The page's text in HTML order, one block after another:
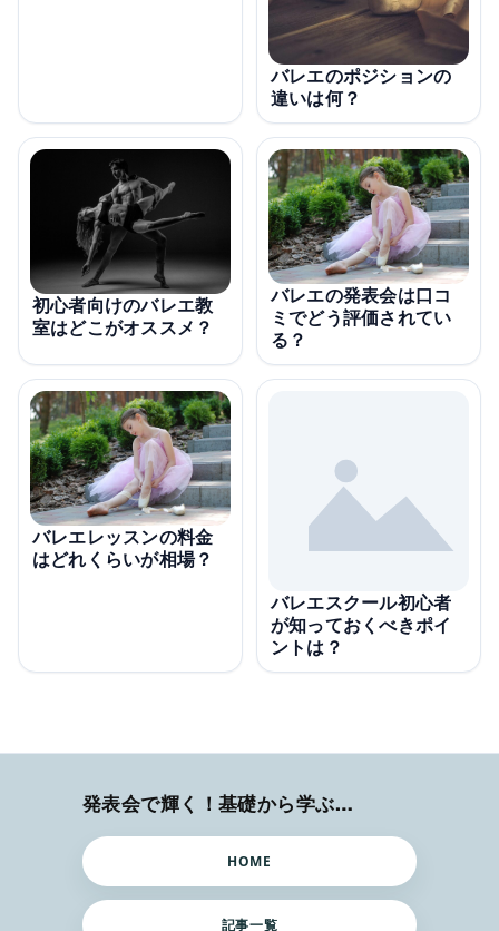
バレエのポジションの
違いは何？
初心者向けのバレエ教
室はどこがオススメ？
バレエの発表会は口コ
ミでどう評価されてい
る？
バレエレッスンの料金
はどれくらいが相場？
バレエスクール初心者
が知っておくべきポイ
ントは？
発表会で輝く！基礎から学ぶバレエ術
HOME
記事一覧